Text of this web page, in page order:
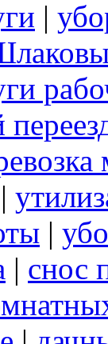
|
|
|
| снос